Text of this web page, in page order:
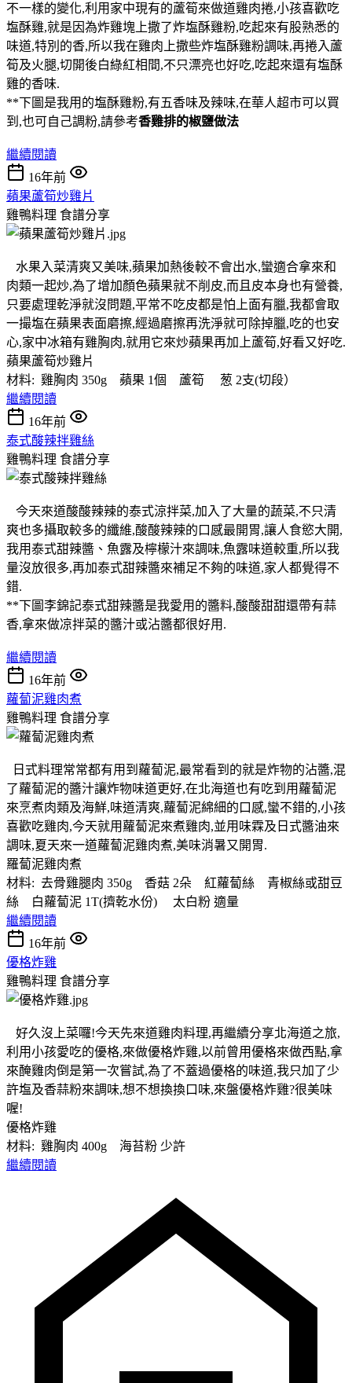
不一樣的變化,利用家中現有的蘆筍來做道雞肉捲,小孩喜歡吃
塩酥雞,就是因為炸雞塊上撒了炸塩酥雞粉,吃起來有股熟悉的
味道,特別的香,所以我在雞肉上撒些炸塩酥雞粉調味,再捲入蘆
筍及火腿,切開後白綠紅相間,不只漂亮也好吃,吃起來還有塩酥
雞的香味.
**下圖是我用的塩酥雞粉,有五香味及辣味,在華人超市可以買
到,也可自己調粉,請參考香雞排的椒鹽做法
繼續閱讀
16年前
蘋果蘆筍炒雞片
雞鴨料理 食譜分享
水果入菜清爽又美味,蘋果加熱後較不會出水,蠻適合拿來和
肉類一起炒,為了增加顏色蘋果就不削皮,而且皮本身也有營養,
只要處理乾淨就沒問題,平常不吃皮都是怕上面有臘,我都會取
一撮塩在蘋果表面磨擦,經過磨擦再洗淨就可除掉臘,吃的也安
心,家中冰箱有雞胸肉,就用它來炒蘋果再加上蘆筍,好看又好吃.
蘋果蘆筍炒雞片
材料: 雞胸肉 350g 蘋果 1個 蘆筍 葱 2支(切段）
繼續閱讀
16年前
泰式酸辣拌雞絲
雞鴨料理 食譜分享
今天來道酸酸辣辣的泰式涼拌菜,加入了大量的蔬菜,不只清
爽也多攝取較多的纖維,酸酸辣辣的口感最開胃,讓人食慾大開,
我用泰式甜辣醬、魚露及檸檬汁來調味,魚露味道較重,所以我
量沒放很多,再加泰式甜辣醬來補足不夠的味道,家人都覺得不
錯.
**下圖李錦記泰式甜辣醬是我愛用的醬料,酸酸甜甜還帶有蒜
香,拿來做凉拌菜的醬汁或沾醬都很好用.
繼續閱讀
16年前
蘿蔔泥雞肉煮
雞鴨料理 食譜分享
日式料理常常都有用到蘿蔔泥,最常看到的就是炸物的沾醬,混
了蘿蔔泥的醬汁讓炸物味道更好,在北海道也有吃到用蘿蔔泥
來烹煮肉類及海鮮,味道清爽,蘿蔔泥綿細的口感,蠻不錯的,小孩
喜歡吃雞肉,今天就用蘿蔔泥來煮雞肉,並用味霖及日式醬油來
調味,夏天來一道蘿蔔泥雞肉煮,美味消暑又開胃.
羅蔔泥雞肉煮
材料: 去骨雞腿肉 350g 香菇 2朵 紅蘿蔔絲 青椒絲或甜豆
絲 白蘿蔔泥 1T(擠乾水份) 太白粉 適量
繼續閱讀
16年前
優格炸雞
雞鴨料理 食譜分享
好久沒上菜囉!今天先來道雞肉料理,再繼續分享北海道之旅,
利用小孩愛吃的優格,來做優格炸雞,以前曾用優格來做西點,拿
來醃雞肉倒是第一次嘗試,為了不蓋過優格的味道,我只加了少
許塩及香蒜粉來調味,想不想換換口味,來盤優格炸雞?很美味
喔!
優格炸雞
材料: 雞胸肉 400g 海苔粉 少許
繼續閱讀